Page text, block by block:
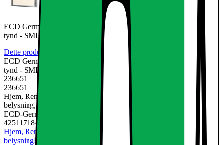
ECD Germany LED panel 12W - 30 x 30 cm - 7-Pack - Ultraslim
tynd - SMD 3014 -
Dette produkt er endnu ikke blevet bedømt.
ECD Germany LED panel 12W - 30 x 30 cm - 7-Pack - Ultraslim
tynd - SMD 3014 -
236651
236651
Hjem, Rengøring & Køkkenudstyr, El & belysning, Lamper &
belysning, LED-pære & elpære
ECD-Germany
4251171840544
Hjem, Rengøring & Køkkenudstyr
El & belysning
belysningLED-pære & elpære